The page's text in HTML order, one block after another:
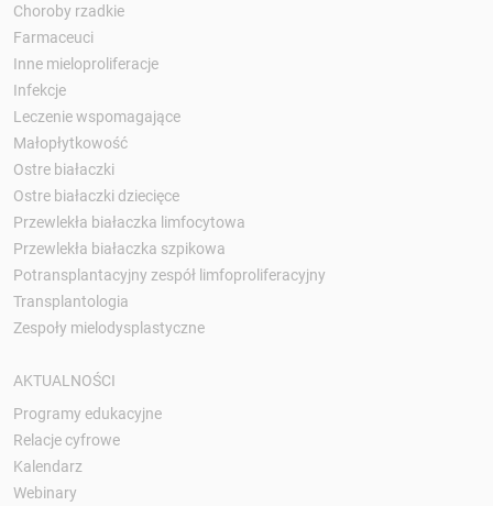
Choroby rzadkie
Farmaceuci
Inne mieloproliferacje
Infekcje
Leczenie wspomagające
Małopłytkowość
Ostre białaczki
Ostre białaczki dziecięce
Przewlekła białaczka limfocytowa
Przewlekła białaczka szpikowa
Potransplantacyjny zespół limfoproliferacyjny
Transplantologia
Zespoły mielodysplastyczne
AKTUALNOŚCI
Programy edukacyjne
Relacje cyfrowe
Kalendarz
Webinary